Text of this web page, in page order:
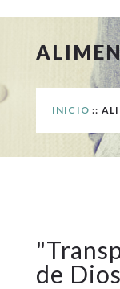
INICIO ::
"
de Dios